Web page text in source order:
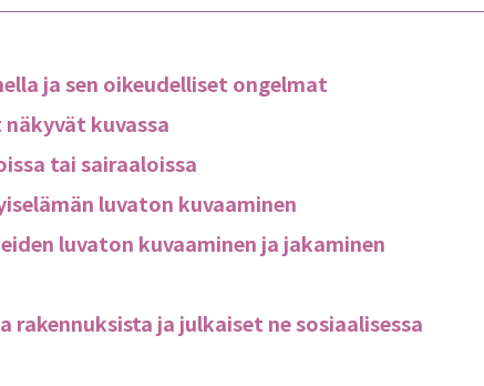
ja sen oikeudelliset ongelmat
kuvassa
tai sairaaloissa
luvaton kuvaaminen
luvaton kuvaaminen ja jakaminen
ja julkaiset ne sosiaalisessa